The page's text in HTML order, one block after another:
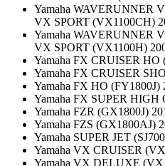
Yamaha WAVERUNNER
VX SPORT (VX1100CH)
Yamaha WAVERUNNER
VX SPORT (VX1100H)
Yamaha FX CRUISER HO
Yamaha FX CRUISER
Yamaha FX HO (FY1800J)
Yamaha FX SUPER HIGH
Yamaha FZR (GX1800J)
Yamaha FZS (GX1800AJ)
Yamaha SUPER JET
Yamaha VX CRUISER
Yamaha VX DELUXE